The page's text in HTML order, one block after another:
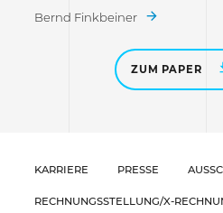
Bernd Finkbeiner
ZUM PAPER
KARRIERE PRESSE
RECHNUNGSSTELLUNG/X-